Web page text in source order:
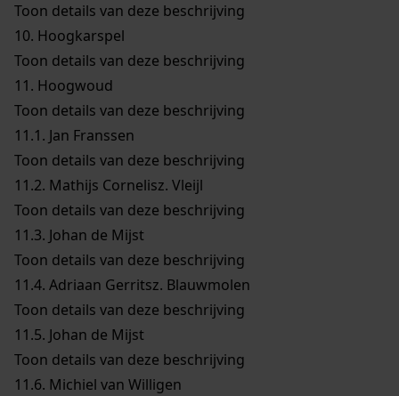
Toon details van deze beschrijving
10. Hoogkarspel
Toon details van deze beschrijving
11. Hoogwoud
Toon details van deze beschrijving
11.1. Jan Franssen
Toon details van deze beschrijving
11.2. Mathijs Cornelisz. Vleijl
Toon details van deze beschrijving
11.3. Johan de Mijst
Toon details van deze beschrijving
11.4. Adriaan Gerritsz. Blauwmolen
Toon details van deze beschrijving
11.5. Johan de Mijst
Toon details van deze beschrijving
11.6. Michiel van Willigen